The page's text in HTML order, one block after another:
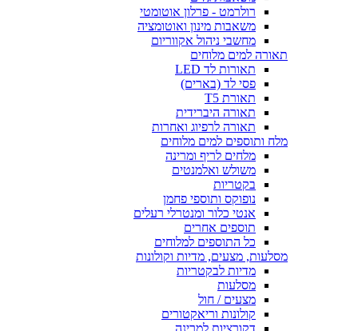
רולרמט - פרלון אוטומטי
משאבות מינון ואוטומציה
מחשבי ניהול אקווריום
תאורה למים מלוחים
תאורות לד LED
פסי לד (בארים)
תאורת T5
תאורה היברידית
תאורה לרפיוג ואחרות
מלח ותוספים למים מלוחים
מלחים לריף ומרינה
משולש ואלמנטים
בקטריות
נופוקס ותוספי פחמן
אנטי כלור ומנטרלי רעלים
תוספים אחרים
כל התוספים למלוחים
מסלעות, מצעים, מדיות וקולונות
מדיות לבקטריות
מסלעות
מצעים / חול
קולונות וריאקטורים
דקורציות למרינה